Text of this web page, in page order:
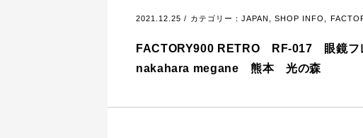
2021.12.25 / カテゴリー： JAPAN ,SHOP INFO
FACTORY900 RETRO RF-017 眼鏡
nakahara megane 熊本 光の森